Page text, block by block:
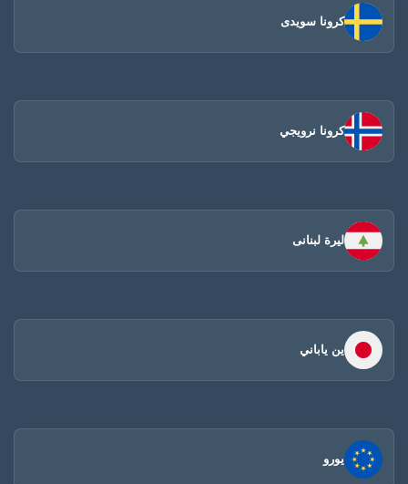
كرونا سويدى
كرونا نرويجي
ليرة لبنانى
ين ياباني
يورو